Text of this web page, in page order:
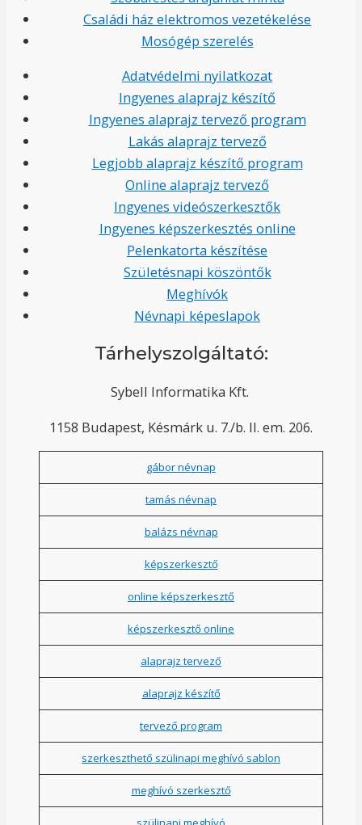
Családi ház elektromos vezetékelése
Mosógép szerelés
Adatvédelmi nyilatkozat
Ingyenes alaprajz készítő
Ingyenes alaprajz tervező program
Lakás alaprajz tervező
Legjobb alaprajz készítő program
Online alaprajz tervező
Ingyenes videószerkesztők
Ingyenes képszerkesztés online
Pelenkatorta készítése
Születésnapi köszöntők
Meghívók
Névnapi képeslapok
Tárhelyszolgáltató:
Sybell Informatika Kft.
1158 Budapest, Késmárk u. 7./b. II. em. 206.
gábor névnap
tamás névnap
balázs névnap
képszerkesztő
online képszerkesztő
képszerkesztő online
alaprajz tervező
alaprajz készítő
tervező program
szerkeszthető szülinapi meghívó sablon
meghívó szerkesztő